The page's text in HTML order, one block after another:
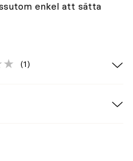
enkel att sätta
(1)